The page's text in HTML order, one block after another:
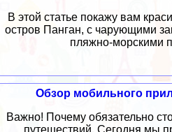
В этой статье покажу вам
остров Панган, с чарующими
пляжно-морскими
Обзор мобильного
Важно! Почему обязательно
путешествий. Сегодня мы